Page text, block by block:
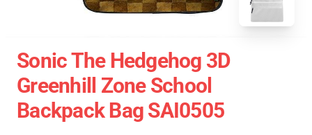
Sonic The Hedgehog 3D
Greenhill Zone School
Backpack Bag SAI0505